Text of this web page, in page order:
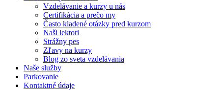
Vzdelávanie a kurzy u nás
Certifikácia a prečo my
Často kladené otázky pred kurzom
Naši lektori
Strážny pes
Zľavy na kurzy
Blog zo sveta vzdelávania
Naše služby
Parkovanie
Kontaktné údaje